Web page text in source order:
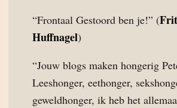
“Frontaal Gestoord ben je!” (
Huffnagel)
“Jouw blogs maken hongerig
Leeshonger, eethonger,
geweldhonger, ik heb het